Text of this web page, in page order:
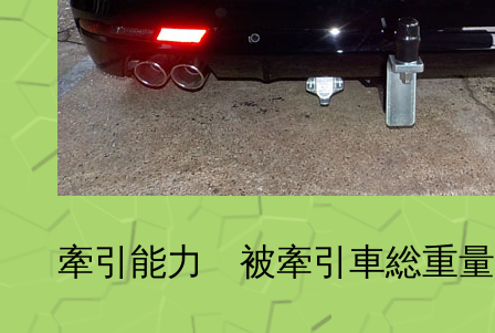
牽引能力 被牽引車総重